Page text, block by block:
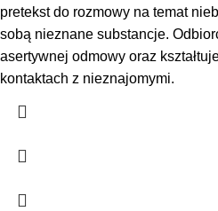
pretekst do rozmowy na temat
sobą nieznane substancje.
asertywnej odmowy oraz
kontaktach z nieznajomymi.